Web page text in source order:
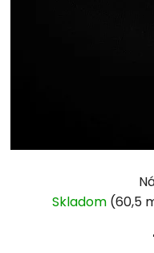
Skladom (60,5